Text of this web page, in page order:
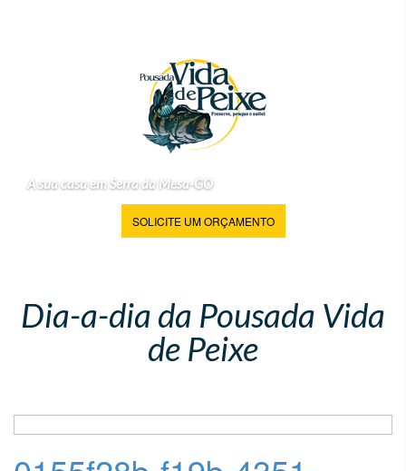
A sua casa em Serra da Mesa-GO
SOLICITE UM ORÇAMENTO
Dia-a-dia da Pousada Vida
de Peixe